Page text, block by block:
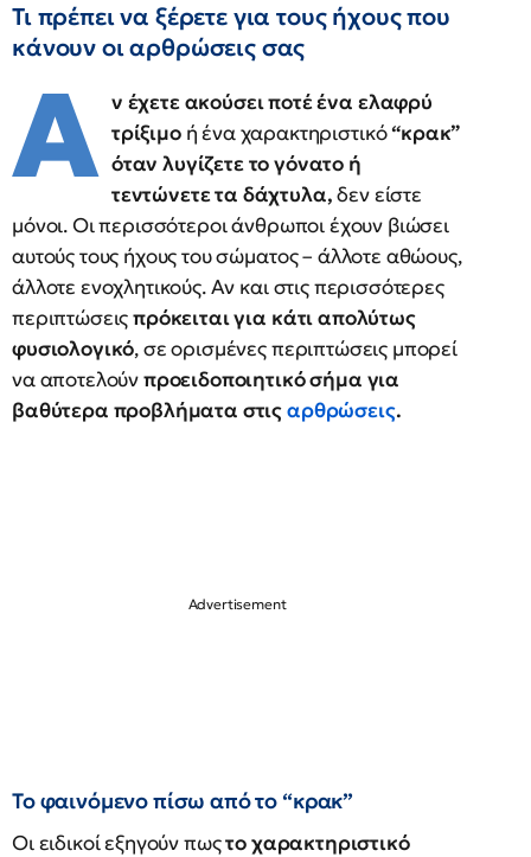
Τι πρέπει να ξέρετε για τους ήχους που
κάνουν οι αρθρώσεις σας
Α ν έχετε ακούσει ποτέ ένα ελαφρύ
τρίξιμοή ένα χαρακτηριστικό“κρακ”
όταν λυγίζετε το γόνατο ή
τεντώνετε τα δάχτυλα,δεν είστε
μόνοι. Οι περισσότεροι άνθρωποι έχουν βιώσει
αυτούς τους ήχους του σώματος – άλλοτε αθώους,
άλλοτε ενοχλητικούς. Αν και στις περισσότερες
περιπτώσειςπρόκειται για κάτι απολύτως
φυσιολογικό, σε ορισμένες περιπτώσεις μπορεί
να αποτελούνπροειδοποιητικό σήμα για
βαθύτερα προβλήματα στιςαρθρώσεις.
Το φαινόμενο πίσω από το “κρακ”
Οι ειδικοί εξηγούν πωςτο χαρακτηριστικό